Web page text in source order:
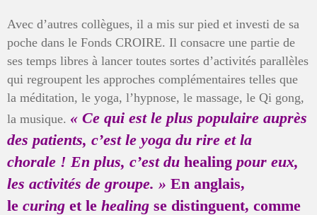
Avec d’autres collègues, il a mis sur pied et investi de sa
poche dans le Fonds CROIRE. Il consacre une partie de
ses temps libres à lancer toutes sortes d’activités parallèles
qui regroupent les approches complémentaires telles que
la méditation, le yoga, l’hypnose, le massage, le Qi gong,
la musique. « Ce qui est le plus populaire auprès
des patients, c’est le yoga du rire et la
chorale ! En plus, c’est du healing pour eux,
les activités de groupe. » En anglais,
le curing et le healing se distinguent, comme